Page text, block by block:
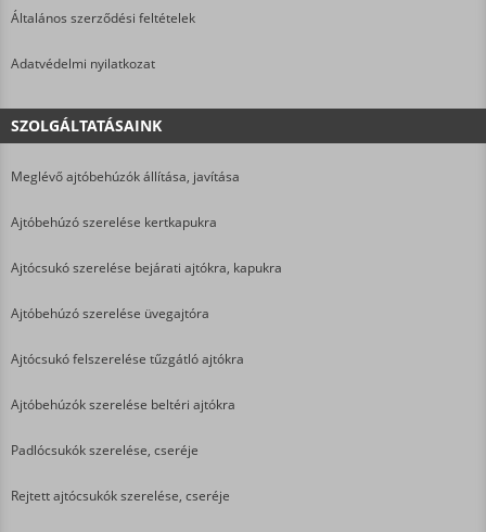
Általános szerződési feltételek
Adatvédelmi nyilatkozat
SZOLGÁLTATÁSAINK
Meglévő ajtóbehúzók állítása, javítása
Ajtóbehúzó szerelése kertkapukra
Ajtócsukó szerelése bejárati ajtókra, kapukra
Ajtóbehúzó szerelése üvegajtóra
Ajtócsukó felszerelése tűzgátló ajtókra
Ajtóbehúzók szerelése beltéri ajtókra
Padlócsukók szerelése, cseréje
Rejtett ajtócsukók szerelése, cseréje